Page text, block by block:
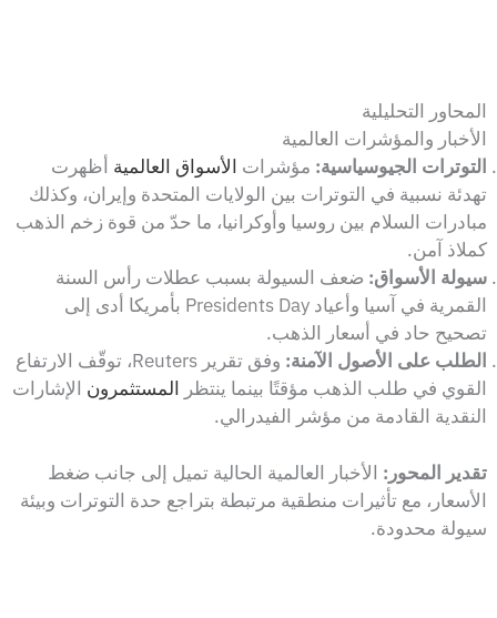
المحاور التحليلية
الأخبار والمؤشرات العالمية
التوترات الجيوسياسية: مؤشرات الأسواق العالمية أظهرت
تهدئة نسبية في التوترات بين الولايات المتحدة وإيران، وكذلك
مبادرات السلام بين روسيا وأوكرانيا، ما حدّ من قوة زخم الذهب
كملاذ آمن.
سيولة الأسواق: ضعف السيولة بسبب عطلات رأس السنة
القمرية في آسيا وأعياد Presidents Day بأمريكا أدى إلى
تصحيح حاد في أسعار الذهب.
الطلب على الأصول الآمنة:
وفق تقرير Reuters، توقّف الارتفاع
القوي في طلب الذهب مؤقتًا بينما ينتظر المستثمرون الإشارات
النقدية القادمة من مؤشر الفيدرالي.
تقدير المحور: الأخبار العالمية الحالية تميل إلى جانب ضغط
الأسعار، مع تأثيرات منطقية مرتبطة بتراجع حدة التوترات وبيئة
سيولة محدودة.